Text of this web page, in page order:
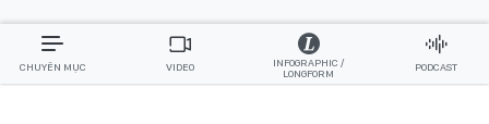
CHUYÊN MỤC VIDEO
INFOGRAPHIC /
LONGFORM
PODCAST